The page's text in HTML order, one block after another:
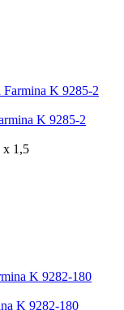
K 9285-2
x 1,5
K 9282-180